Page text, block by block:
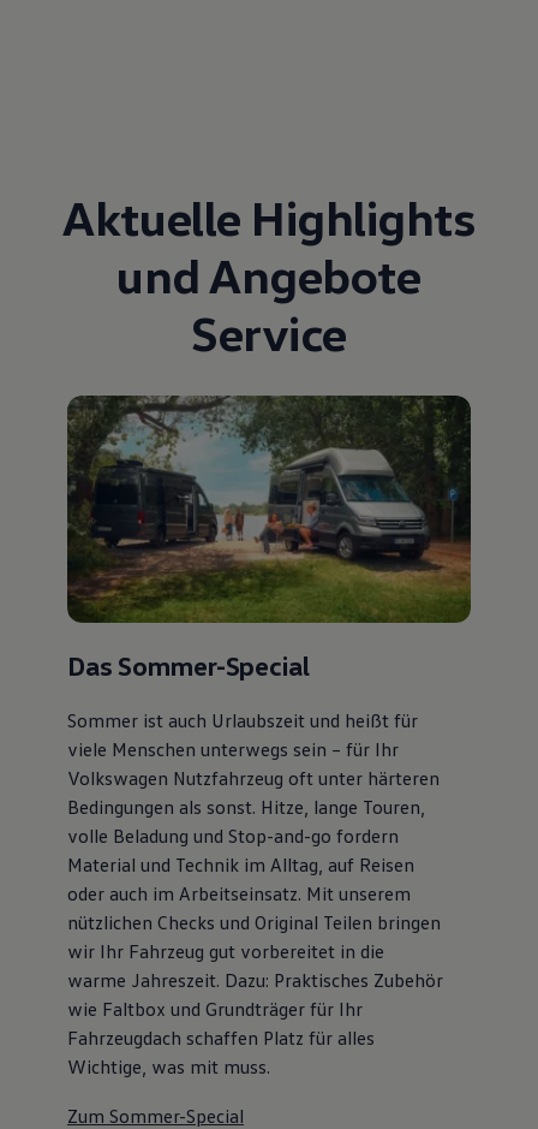
Aktuelle Highlights
und Angebote
Service
Das Sommer-Special
Sommer ist auch Urlaubszeit und heißt für
viele Menschen unterwegs sein – für Ihr
Volkswagen Nutzfahrzeug oft unter härteren
Bedingungen als sonst. Hitze, lange Touren,
volle Beladung und Stop-and-go fordern
Material und Technik im Alltag, auf Reisen
oder auch im Arbeitseinsatz. Mit unserem
nützlichen Checks und Original Teilen bringen
wir Ihr Fahrzeug gut vorbereitet in die
warme Jahreszeit. Dazu: Praktisches Zubehör
wie Faltbox und Grundträger für Ihr
Fahrzeugdach schaffen Platz für alles
Wichtige, was mit muss.
Zum Sommer-Special